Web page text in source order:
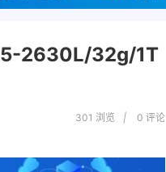
2630L/32g/1T
301 浏览 | 0 评论